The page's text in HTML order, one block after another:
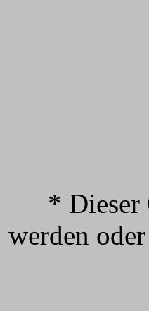
* Dieser
werden